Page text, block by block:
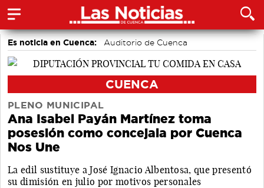
Es noticia en Cuenca: Auditorio de Cuenca
CUENCA
PLENO MUNICIPAL
Ana Isabel Payán Martínez toma
posesión como concejala por Cuenca
Nos Une
La edil sustituye a José Ignacio Albentosa, que presentó
su dimisión en julio por motivos personales